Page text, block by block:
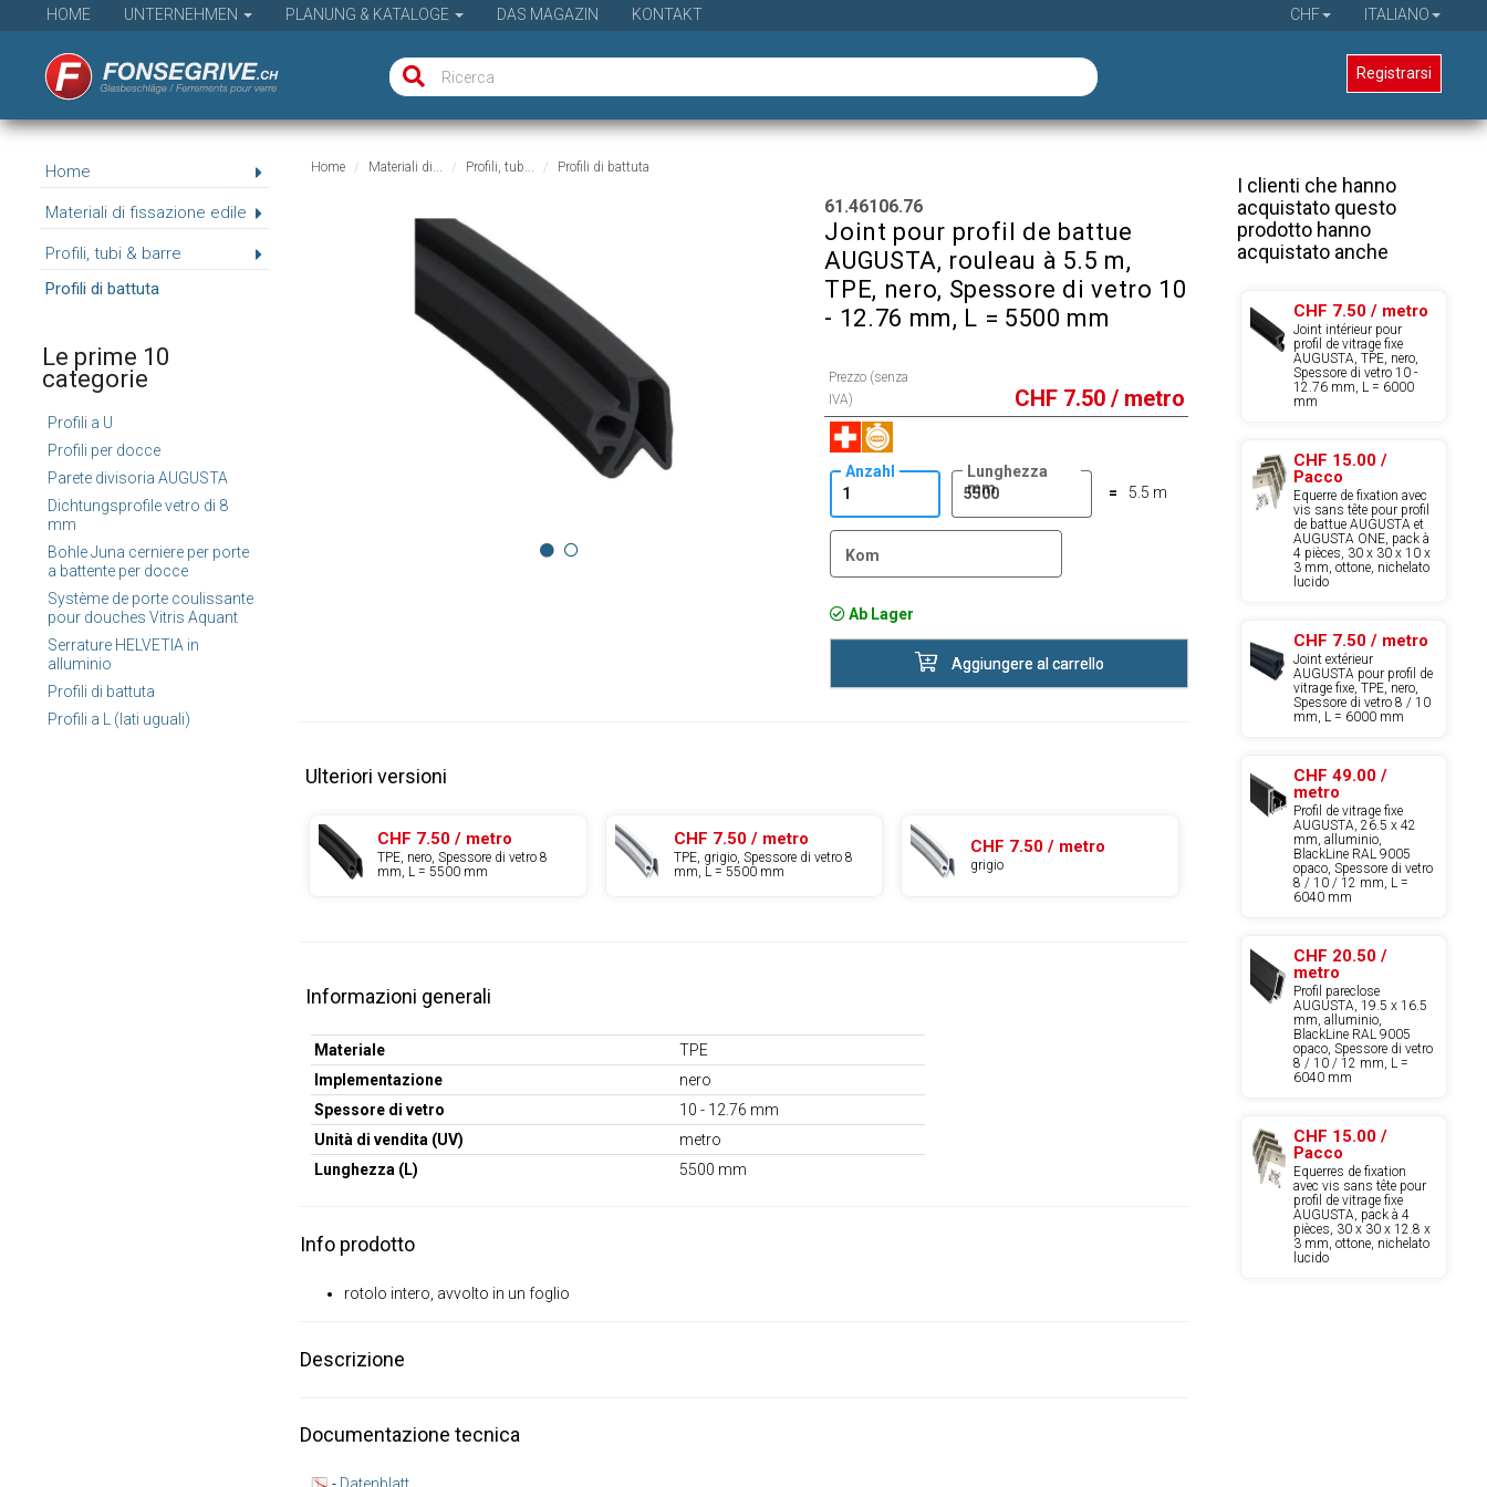
HOME UNTERNEHMEN PLANUNG & KATALOGE DAS MAGAZIN KONTAKT CHF ITALIANO
Registrarsi
Home
Materiali di fissazione edile
Profili, tubi & barre
Profili di battuta
Le prime 10
categorie
Profili a U
Profili per docce
Parete divisoria AUGUSTA
Dichtungsprofile vetro di 8
mm
Bohle Juna cerniere per porte
a battente per docce
Système de porte coulissante
pour douches Vitris Aquant
Serrature HELVETIA in
alluminio
Profili di battuta
Profili a L (lati uguali)
Home Materiali di... Profili, tub... Profili di battuta
61.46106.76
Joint pour profil de battue
AUGUSTA, rouleau à 5.5 m,
TPE, nero, Spessore di vetro 10
- 12.76 mm, L = 5500 mm
Prezzo (senza
IVA)
CHF 7.50 / metro
Anzahl
Lunghezza
mm
= 5.5 m
Kom
Ab Lager
Aggiungere al carrello
Ulteriori versioni
CHF 7.50 / metro
TPE, nero, Spessore di vetro 8
mm, L = 5500 mm
CHF 7.50 / metro
TPE, grigio, Spessore di vetro 8
mm, L = 5500 mm
CHF 7.50 / metro
grigio
Informazioni generali
Materiale
TPE
Implementazione
nero
Spessore di vetro
10 - 12.76 mm
Unità di vendita (UV)
metro
Lunghezza (L)
5500 mm
Info prodotto
rotolo intero, avvolto in un foglio
Descrizione
Documentazione tecnica
I clienti che hanno
acquistato questo
prodotto hanno
acquistato anche
CHF 7.50 / metro
Joint intérieur pour
profil de vitrage fixe
AUGUSTA, TPE, nero,
Spessore di vetro 10 -
12.76 mm, L = 6000
mm
CHF 15.00 /
Pacco
Equerre de fixation avec
vis sans tête pour profil
de battue AUGUSTA et
AUGUSTA ONE, pack à
4 pièces, 30 x 30 x 10 x
3 mm, ottone, nichelato
lucido
CHF 7.50 / metro
Joint extérieur
AUGUSTA pour profil de
vitrage fixe, TPE, nero,
Spessore di vetro 8 / 10
mm, L = 6000 mm
CHF 49.00 /
metro
Profil de vitrage fixe
AUGUSTA, 26.5 x 42
mm, alluminio,
BlackLine RAL 9005
opaco, Spessore di vetro
8 / 10 / 12 mm, L =
6040 mm
CHF 20.50 /
metro
Profil pareclose
AUGUSTA, 19.5 x 16.5
mm, alluminio,
BlackLine RAL 9005
opaco, Spessore di vetro
8 / 10 / 12 mm, L =
6040 mm
CHF 15.00 /
Pacco
Equerres de fixation
avec vis sans tête pour
profil de vitrage fixe
AUGUSTA, pack à 4
pièces, 30 x 30 x 12.8 x
3 mm, ottone, nichelato
lucido